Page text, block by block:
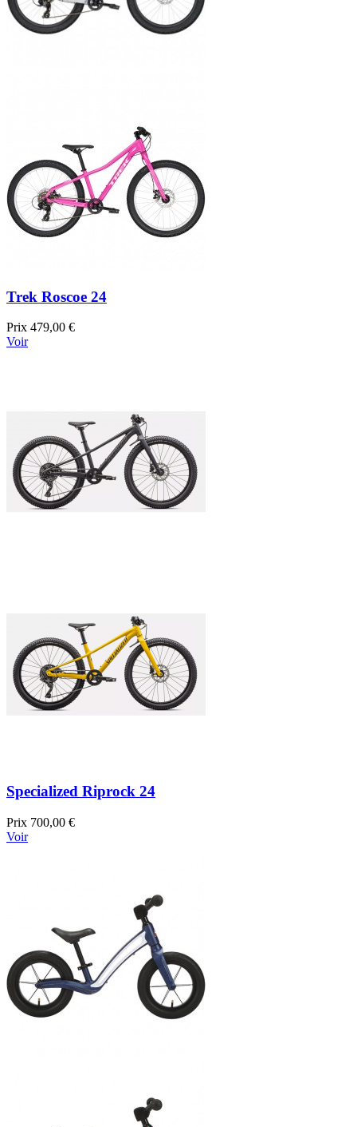
Trek Roscoe 24
Prix 479,00 €
Voir
Specialized Riprock 24
Prix 700,00 €
Voir